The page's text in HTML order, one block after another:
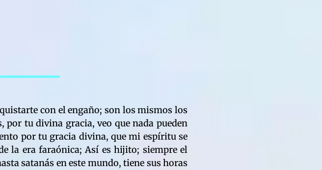
con el engaño; son los mismos los
por tu divina gracia, veo que nada pueden
por tu gracia divina, que mi espíritu se
la era faraónica; Así es hijito; siempre el
satanás en este mundo, tiene sus horas